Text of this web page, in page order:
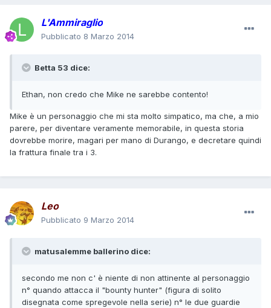
L'Ammiraglio
Pubblicato 8 Marzo 2014
Betta 53 dice:
Ethan, non credo che Mike ne sarebbe contento!
Mike è un personaggio che mi sta molto simpatico, ma che, a mio
parere, per diventare veramente memorabile, in questa storia
dovrebbe morire, magari per mano di Durango, e decretare quindi
la frattura finale tra i 3.
Leo
Pubblicato 9 Marzo 2014
matusalemme ballerino dice:
secondo me non c' è niente di non attinente al personaggio
n° quando attacca il "bounty hunter" (figura di solito
disegnata come spregevole nella serie) n° le due guardie